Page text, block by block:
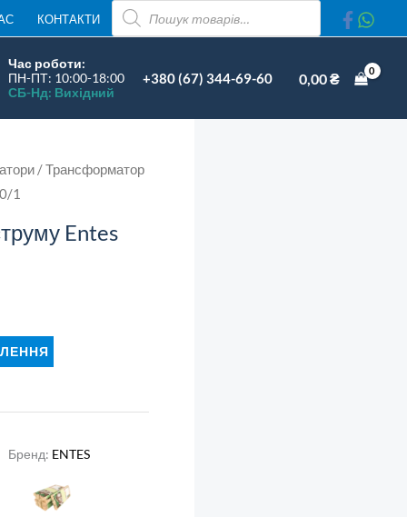
КОНТАКТИ
ПОШУК
ТОВАРІВ
Час роботи:
ПН-ПТ: 10:00-18:00
СБ-Нд: Вихідний
+380 (67) 344-69-60 0,00₴
/ Трансформатор
1
Entes
Бренд: ENTES